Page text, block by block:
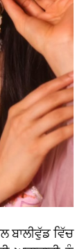
ਬਾਲੀਵੁੱਡ ਵਿੱਚ